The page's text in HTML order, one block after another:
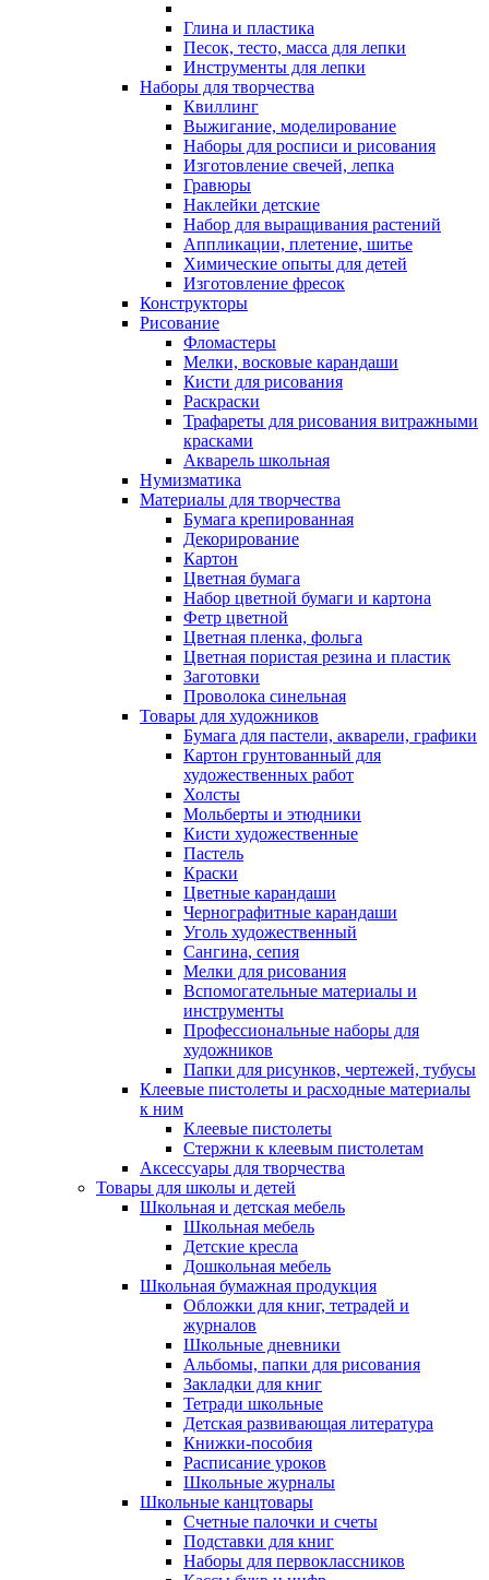
Глина и пластика
Песок, тесто, масса для лепки
Инструменты для лепки
Наборы для творчества
Квиллинг
Выжигание, моделирование
Наборы для росписи и рисования
Изготовление свечей, лепка
Гравюры
Наклейки детские
Набор для выращивания растений
Аппликации, плетение, шитье
Химические опыты для детей
Изготовление фресок
Конструкторы
Рисование
Фломастеры
Мелки, восковые карандаши
Кисти для рисования
Раскраски
Трафареты для рисования витражными
красками
Акварель школьная
Нумизматика
Материалы для творчества
Бумага крепированная
Декорирование
Картон
Цветная бумага
Набор цветной бумаги и картона
Фетр цветной
Цветная пленка, фольга
Цветная пористая резина и пластик
Заготовки
Проволока синельная
Товары для художников
Бумага для пастели, акварели, графики
Картон грунтованный для
художественных работ
Холсты
Мольберты и этюдники
Кисти художественные
Пастель
Краски
Цветные карандаши
Чернографитные карандаши
Уголь художественный
Сангина, сепия
Мелки для рисования
Вспомогательные материалы и
инструменты
Профессиональные наборы для
художников
Папки для рисунков, чертежей, тубусы
Клеевые пистолеты и расходные материалы
к ним
Клеевые пистолеты
Стержни к клеевым пистолетам
Аксессуары для творчества
Товары для школы и детей
Школьная и детская мебель
Школьная мебель
Детские кресла
Дошкольная мебель
Школьная бумажная продукция
Обложки для книг, тетрадей и
журналов
Школьные дневники
Альбомы, папки для рисования
Закладки для книг
Тетради школьные
Детская развивающая литература
Книжки-пособия
Расписание уроков
Школьные журналы
Школьные канцтовары
Счетные палочки и счеты
Подставки для книг
Наборы для первоклассников